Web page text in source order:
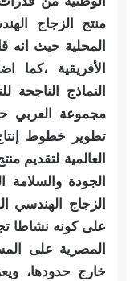
منتج الزجاج
المحلية حيث انه
النماذج الناجحة
مجموعة العربي
تطوير خطوط
العالمية لتقديم
الجودة والسلامة
الزجاج الهندسي
على كونه نشاطا
المصرية على
خارج حدودها،